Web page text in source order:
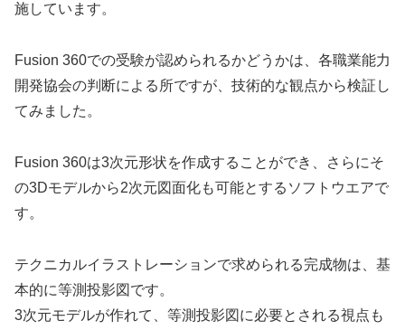
施しています。
Fusion 360での受験が認められるかどうかは、各職業能力
開発協会の判断による所ですが、技術的な観点から検証し
てみました。
Fusion 360は3次元形状を作成することができ、さらにそ
の3Dモデルから2次元図面化も可能とするソフトウエアで
す。
テクニカルイラストレーションで求められる完成物は、基
本的に等測投影図です。
3次元モデルが作れて、等測投影図に必要とされる視点も